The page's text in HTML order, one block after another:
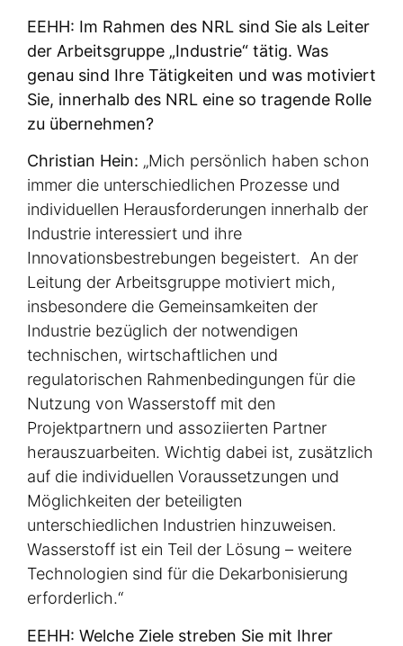
EEHH: Im Rahmen des NRL sind Sie als Leiter
der Arbeitsgruppe „Industrie“ tätig. Was
genau sind Ihre Tätigkeiten und was motiviert
Sie, innerhalb des NRL eine so tragende Rolle
zu übernehmen?
Christian Hein: „Mich persönlich haben schon
immer die unterschiedlichen Prozesse und
individuellen Herausforderungen innerhalb der
Industrie interessiert und ihre
Innovationsbestrebungen begeistert. An der
Leitung der Arbeitsgruppe motiviert mich,
insbesondere die Gemeinsamkeiten der
Industrie bezüglich der notwendigen
technischen, wirtschaftlichen und
regulatorischen Rahmenbedingungen für die
Nutzung von Wasserstoff mit den
Projektpartnern und assoziierten Partner
herauszuarbeiten. Wichtig dabei ist, zusätzlich
auf die individuellen Voraussetzungen und
Möglichkeiten der beteiligten
unterschiedlichen Industrien hinzuweisen.
Wasserstoff ist ein Teil der Lösung – weitere
Technologien sind für die Dekarbonisierung
erforderlich.“
EEHH: Welche Ziele streben Sie mit Ihrer